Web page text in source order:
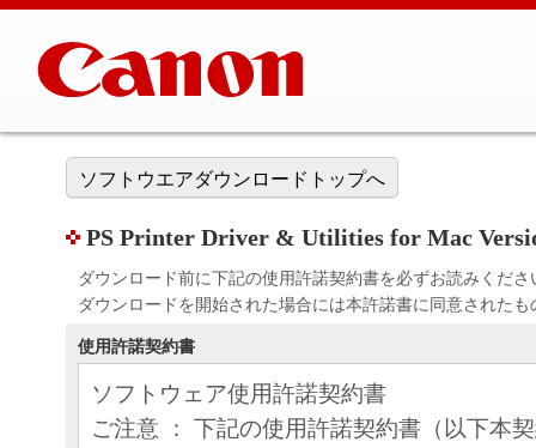
ソフトウエアダウンロードトップへ
PS Printer Driver & Utilities for Mac
ダウンロード前に下記の使用許諾契約書を必ずお読みくださ
ダウンロードを開始された場合には本許諾書に同意された
使用許諾契約書
ソフトウェア使用許諾契約書
ご注意 ： 下記の使用許諾契約書（以下本